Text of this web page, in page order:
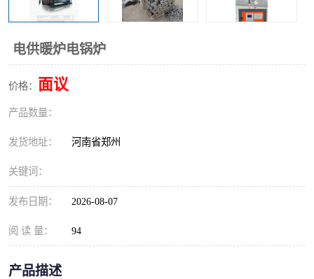
电供暖炉电锅炉
价格： 面议
产品数量：
发货地址： 河南省郑州
关键词：
发布日期： 2026-08-07
阅 读 量： 94
产品描述